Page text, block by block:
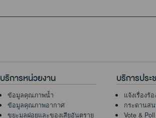
บริการหน่วยงาน
ข้อมูลคุณภาพน้ำ
ข้อมูลคุณภาพอากาศ
ขยะมูลฝอยและของเสียอันตราย
บริการประ
แจ้งเรื่องร้
กระดานส
Vote & Poll